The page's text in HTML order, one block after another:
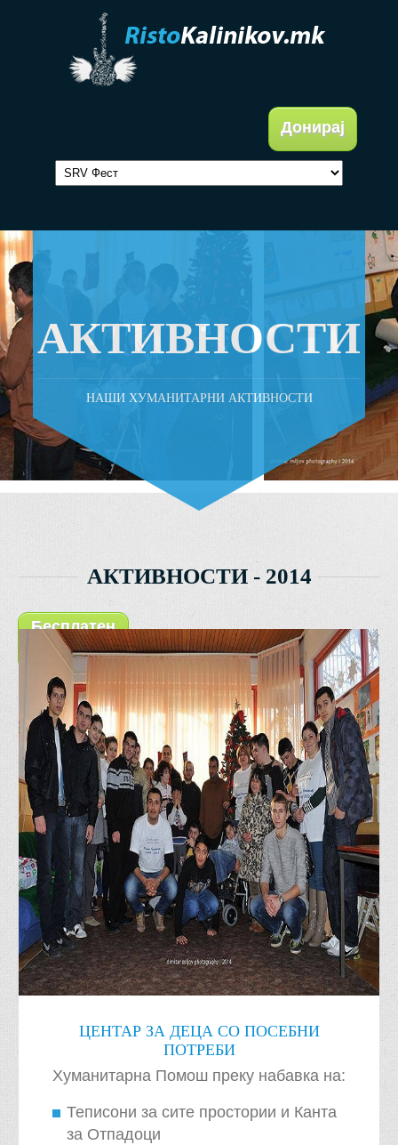
Донирај
АКТИВНОСТИ
НАШИ ХУМАНИТАРНИ АКТИВНОСТИ
Бесплатен
софтвер
АКТИВНОСТИ - 2014
ЦЕНТАР ЗА ДЕЦА СО ПОСЕБНИ
ПОТРЕБИ
Хуманитарна Помош преку набавка на:
Теписони за сите простории и Канта
за Отпадоци